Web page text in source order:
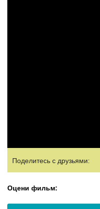
Поделитесь с друзьями:
Оцени фильм: